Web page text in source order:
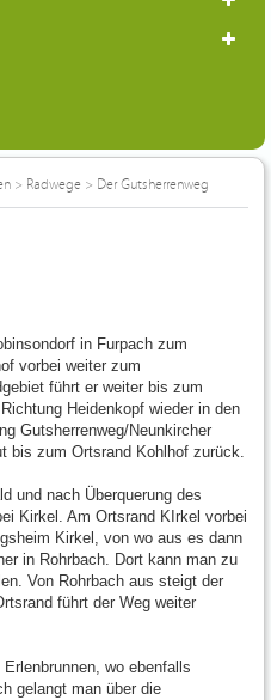
> Radwege > Der Gutsherrenweg
in Furpach zum
vorbei weiter zum
führt er weiter bis zum
Heidenkopf wieder in den
Gutsherrenweg/Neunkircher
bis zum Ortsrand Kohlhof zurück.
und nach Überquerung des
Kirkel. Am Ortsrand KIrkel vorbei
Kirkel, von wo aus es dann
in Rohrbach. Dort kann man zu
Von Rohrbach aus steigt der
führt der Weg weiter
wo ebenfalls
gelangt man über die